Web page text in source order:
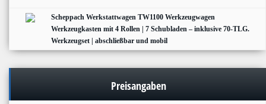
Scheppach Werkstattwagen TW1100 Werkzeugwagen
Werkzeugkasten mit 4 Rollen | 7 Schubladen – inklusive 70-TLG.
Werkzeugset | abschließbar und mobil
Preisangaben